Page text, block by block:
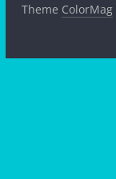
Theme ColorMag